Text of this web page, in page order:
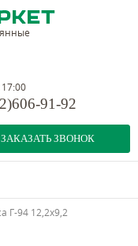
91-92
ЗАКАЗАТЬ ЗВОНОК
Г-94 12,2х9,2